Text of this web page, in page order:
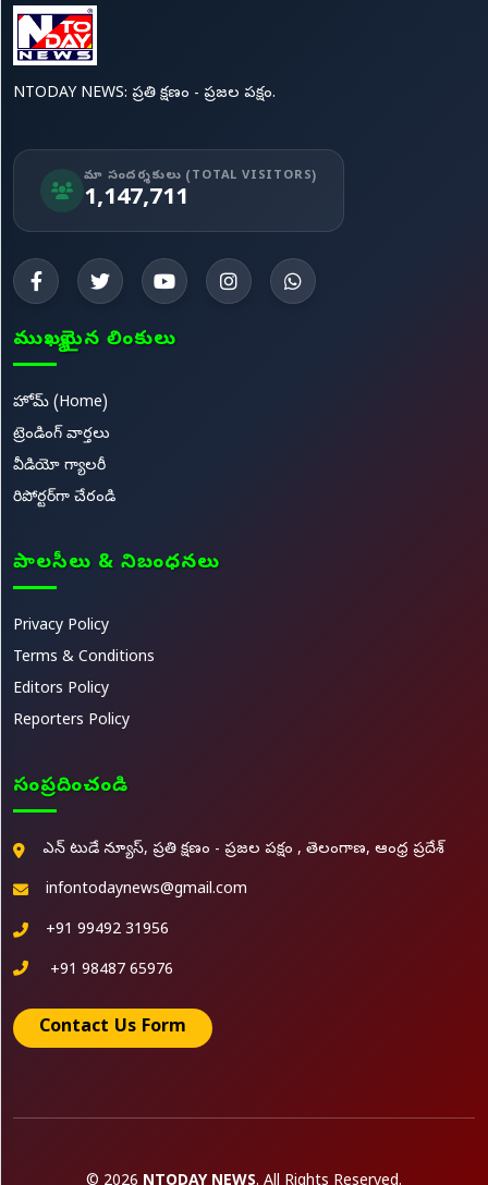
NTODAY NEWS: ప్రతి క్షణం - ప్రజల పక్షం.
మా సందర్శకులు (TOTAL VISITORS)
1,147,711
ముఖ్యమైన లింకులు
హోమ్ (Home)
ట్రెండింగ్ వార్తలు
వీడియో గ్యాలరీ
రిపోర్టర్‌గా చేరండి
పాలసీలు & నిబంధనలు
Privacy Policy
Terms & Conditions
Editors Policy
Reporters Policy
సంప్రదించండి
ఎన్ టుడే న్యూస్, ప్రతి క్షణం - ప్రజల పక్షం , తెలంగాణ, ఆంధ్ర ప్రదేశ్
infontodaynews@gmail.com
+91 99492 31956
+91 98487 65976
Contact Us Form